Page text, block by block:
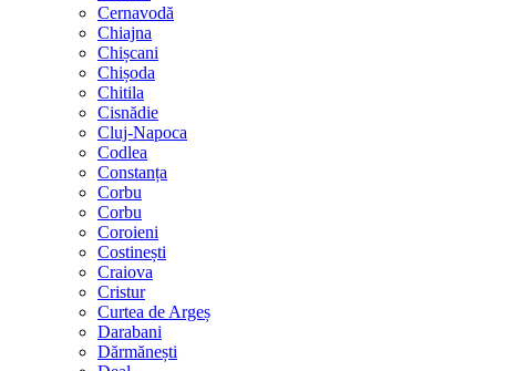
Cernavodă
Chiajna
Chișcani
Chișoda
Chitila
Cisnădie
Cluj-Napoca
Codlea
Constanța
Corbu
Corbu
Coroieni
Costinești
Craiova
Cristur
Curtea de Argeș
Darabani
Dărmănești